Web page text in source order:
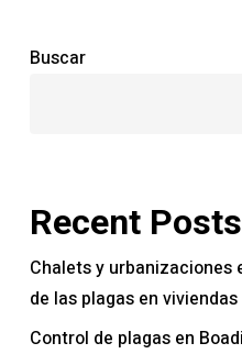
Buscar
Recent Posts
Chalets y urbanizaciones
de las plagas en
Control de plagas en